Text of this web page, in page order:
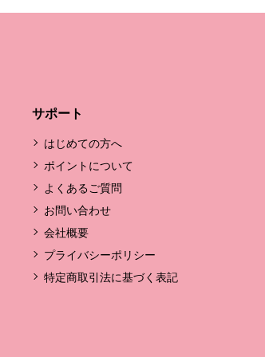
サポート
はじめての方へ
ポイントについて
よくあるご質問
お問い合わせ
会社概要
プライバシーポリシー
特定商取引法に基づく表記